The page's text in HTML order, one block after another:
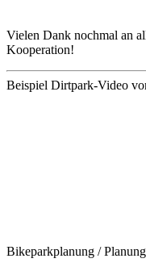
Vielen Dank nochmal an
Kooperation!
Beispiel Dirtpark-Video
Bikeparkplanung /